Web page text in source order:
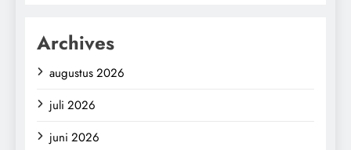
Archives
augustus 2026
juli 2026
juni 2026